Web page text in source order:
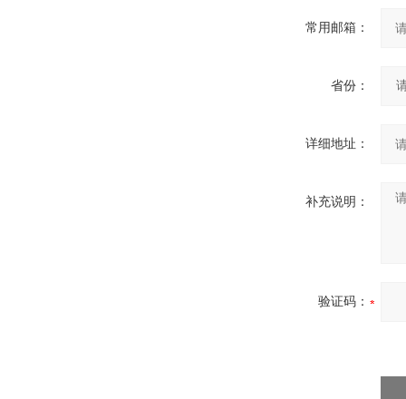
常用邮箱：
省份：
详细地址：
补充说明：
验证码：